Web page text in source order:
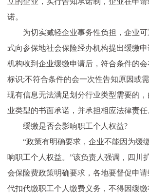
诺。
为切实减轻企业事务性负担，企业
式向参保地社会保险经办机构提出缓缴
机构收到企业缓缴申请后，符合条件的
标识;不符合条件的会一次性告知原因或
现有信息无法满足划分行业类型需要的
业类型的书面承诺，并承担相应法律责任
缓缴是否会影响职工个人权益?
“政策有明确要求，企业不能因为缓
响职工个人权益。”该负责人强调，四川
会保险费政策明确要求，各地要督促申
代扣代缴职工个人缴费义务，不得因缓